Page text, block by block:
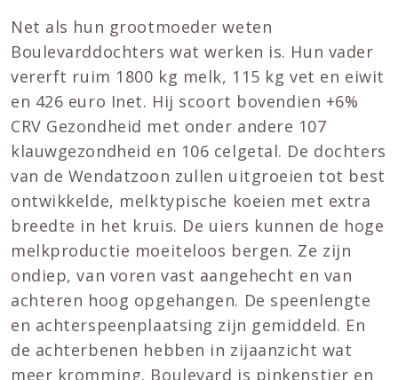
Net als hun grootmoeder weten
Boulevarddochters wat werken is. Hun vader
vererft ruim 1800 kg melk, 115 kg vet en eiwit
en 426 euro Inet. Hij scoort bovendien +6%
CRV Gezondheid met onder andere 107
klauwgezondheid en 106 celgetal. De dochters
van de Wendatzoon zullen uitgroeien tot best
ontwikkelde, melktypische koeien met extra
breedte in het kruis. De uiers kunnen de hoge
melkproductie moeiteloos bergen. Ze zijn
ondiep, van voren vast aangehecht en van
achteren hoog opgehangen. De speenlengte
en achterspeenplaatsing zijn gemiddeld. En
de achterbenen hebben in zijaanzicht wat
meer kromming. Boulevard is pinkenstier en